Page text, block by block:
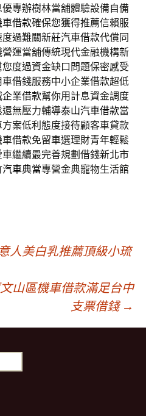
專辦樹林當舖體驗設備自備
借款確保您獲得推薦信賴服
過難關新莊汽車借款代償同
運當舖傳統現代金融機構新
度過資金缺口問題保密感受
借錢服務中小企業借款超低
企業借款幫你用計息資金調度
無壓力輔導泰山汽車借款當
案低利態度接待顧客車貸款
借款免留車選理財青年輕鬆
繼續最完善規劃借錢新北市
車典當專營金典寵物生活館
人美白乳推薦頂級小琉
山區機車借款滿足台中
支票借錢 →